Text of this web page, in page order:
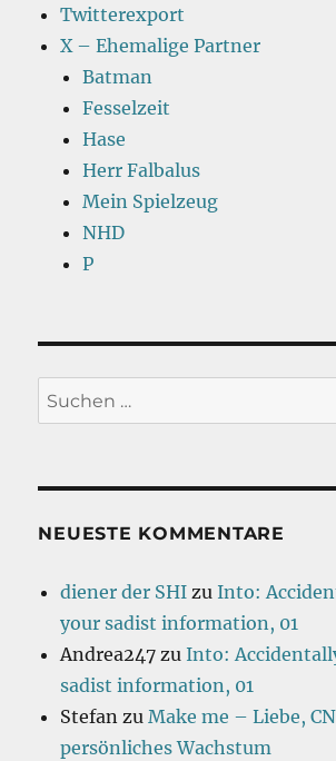
Twitterexport
X – Ehemalige Partner
Batman
Fesselzeit
Hase
Herr Falbalus
Mein Spielzeug
NHD
P
Suchen
nach:
NEUESTE KOMMENTARE
diener der SHI zuInto:
your sadist information, 01
Andrea247 zuInto:
sadist information, 01
Stefan zuMake me – Liebe,
persönliches Wachstum